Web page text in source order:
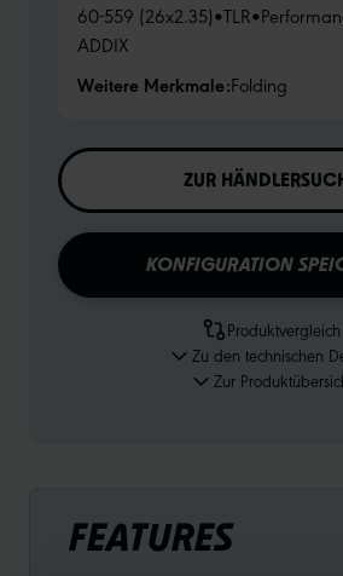
60-559 (26x2.35)•TLR•
ADDIX
Weitere Merkmale:Folding
ZUR
KONFIGURATION
Produktvergleich
Zu den technischen
Zur
FEATURES